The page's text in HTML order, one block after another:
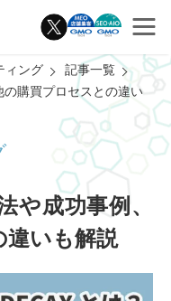
ィング
記事一覧
購買プロセスとの違い
や成功事例、
違いも解説